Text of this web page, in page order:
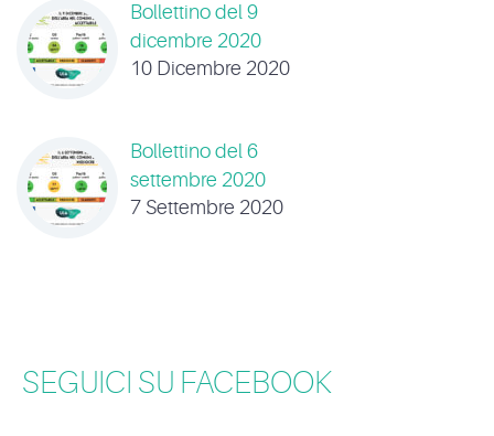
Bollettino del 9
dicembre 2020
10 Dicembre 2020
Bollettino del 6
settembre 2020
7 Settembre 2020
SEGUICI SU FACEBOOK